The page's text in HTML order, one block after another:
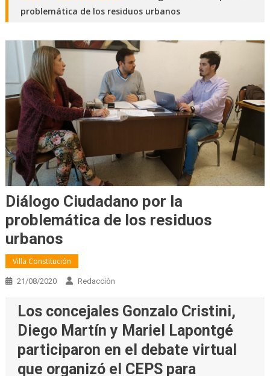
problemática de los residuos urbanos
Diálogo Ciudadano por la
problemática de los residuos
urbanos
Villa Constitución
21/08/2020 Redacción
Los concejales Gonzalo Cristini,
Diego Martín y Mariel Lapontgé
participaron en el debate virtual
que organizó el CEPS para